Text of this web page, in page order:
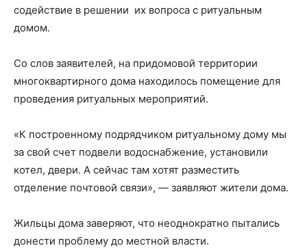
содействие в решении их вопроса с ритуальным
домом.
Со слов заявителей, на придомовой территории
многоквартирного дома находилось помещение для
проведения ритуальных мероприятий.
«К построенному подрядчиком ритуальному дому мы
за свой счет подвели водоснабжение, установили
котел, двери. А сейчас там хотят разместить
отделение почтовой связи», — заявляют жители дома.
Жильцы дома заверяют, что неоднократно пытались
донести проблему до местной власти.